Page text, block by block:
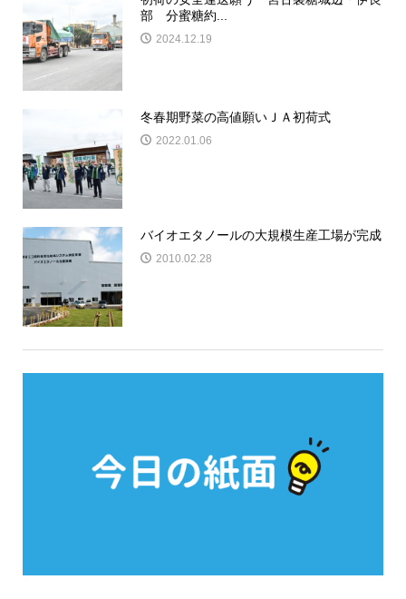
部 分蜜糖約...
2024.12.19
冬春期野菜の高値願いＪＡ初荷式
2022.01.06
バイオエタノールの大規模生産工場が完成
2010.02.28